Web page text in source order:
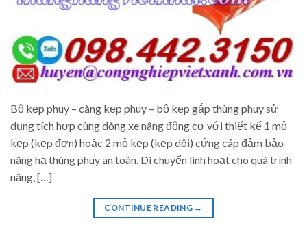
Bộ kẹp phuy – càng kẹp phuy – bộ kẹp gắp thùng phuy sử
dụng tích hợp cùng dòng xe nâng động cơ với thiết kế 1 mỏ
kẹp (kẹp đơn) hoặc 2 mỏ kẹp (kẹp dôi) cứng cáp đảm bảo
nâng hạ thùng phuy an toàn. Di chuyển linh hoạt cho quá trình
nâng, […]
CONTINUE READING →